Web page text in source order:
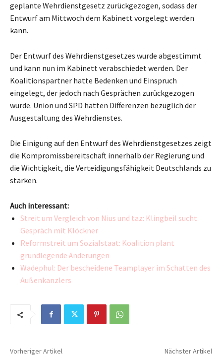
geplante Wehrdienstgesetz zurückgezogen, sodass der
Entwurf am Mittwoch dem Kabinett vorgelegt werden
kann.
Der Entwurf des Wehrdienstgesetzes wurde abgestimmt
und kann nun im Kabinett verabschiedet werden. Der
Koalitionspartner hatte Bedenken und Einspruch
eingelegt, der jedoch nach Gesprächen zurückgezogen
wurde. Union und SPD hatten Differenzen bezüglich der
Ausgestaltung des Wehrdienstes.
Die Einigung auf den Entwurf des Wehrdienstgesetzes zeigt
die Kompromissbereitschaft innerhalb der Regierung und
die Wichtigkeit, die Verteidigungsfähigkeit Deutschlands zu
stärken.
Auch interessant:
Streit um Vergleich von Nius und taz: Klingbeil sucht
Gespräch mit Klöckner
Reformstreit um Sozialstaat: Koalition plant
grundlegende Änderungen
Wadephul: Der bescheidene Teamplayer im Schatten des
Außenkanzlers
Vorheriger Artikel Nächster Artikel